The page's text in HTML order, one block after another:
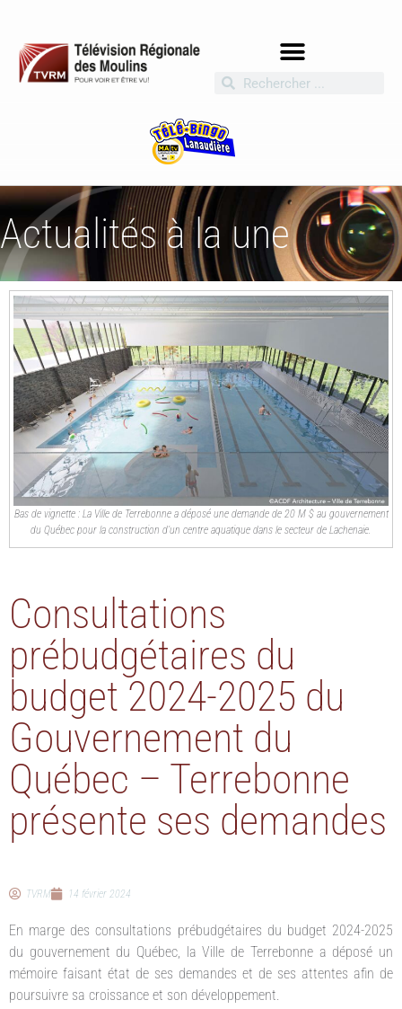
Actualités à la une
Bas de vignette : La Ville de Terrebonne a déposé une demande de 20 M $ au gouvernement
du Québec pour la construction d’un centre aquatique dans le secteur de Lachenaie.
Consultations
prébudgétaires du
budget 2024-2025 du
Gouvernement du
Québec – Terrebonne
présente ses demandes
TVRM 14 février 2024
En marge des consultations prébudgétaires du budget 2024-2025
du gouvernement du Québec, la Ville de Terrebonne a déposé un
mémoire faisant état de ses demandes et de ses attentes afin de
poursuivre sa croissance et son développement.